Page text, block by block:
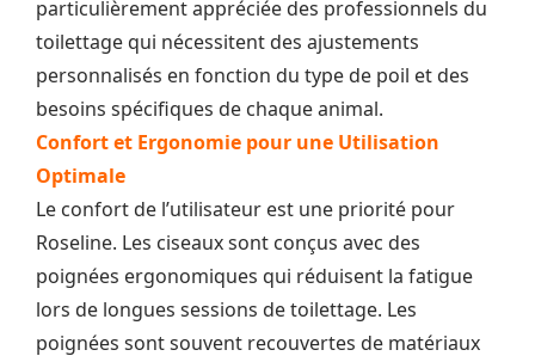
particulièrement appréciée des professionnels du
toilettage qui nécessitent des ajustements
personnalisés en fonction du type de poil et des
besoins spécifiques de chaque animal.
Confort et Ergonomie pour une Utilisation
Optimale
Le confort de l’utilisateur est une priorité pour
Roseline. Les ciseaux sont conçus avec des
poignées ergonomiques qui réduisent la fatigue
lors de longues sessions de toilettage. Les
poignées sont souvent recouvertes de matériaux